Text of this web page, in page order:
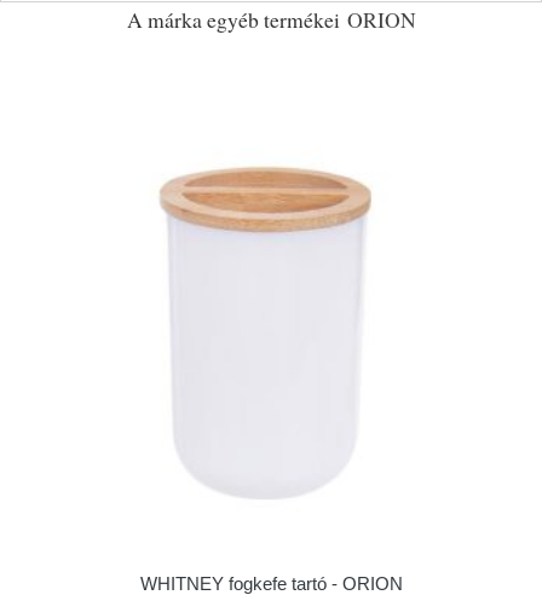
A márka egyéb termékei ORION
WHITNEY fogkefe tartó - ORION